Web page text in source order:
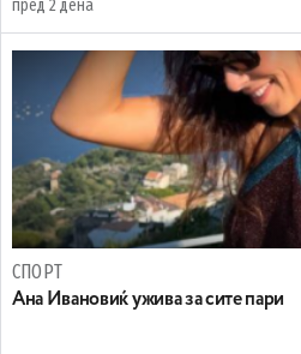
пред 2 дена
СПОРТ
Ана Ивановиќ ужива за сите пари